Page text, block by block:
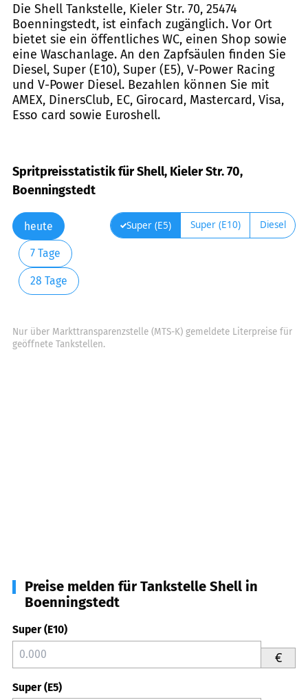
Die Shell Tankstelle, Kieler Str. 70, 25474
Boenningstedt, ist einfach zugänglich. Vor Ort
bietet sie ein öffentliches WC, einen Shop sowie
eine Waschanlage. An den Zapfsäulen finden Sie
Diesel, Super (E10), Super (E5), V-Power Racing
und V-Power Diesel. Bezahlen können Sie mit
AMEX, DinersClub, EC, Girocard, Mastercard, Visa,
Esso card sowie Euroshell.
Spritpreisstatistik für Shell, Kieler Str. 70,
Boenningstedt
heute
7 Tage
28 Tage
Super (E5) Super (E10) Diesel
Nur über Markttransparenzstelle (MTS-K) gemeldete Literpreise für
geöffnete Tankstellen.
Preise melden für Tankstelle Shell in
Boenningstedt
Super (E10)
€
Super (E5)